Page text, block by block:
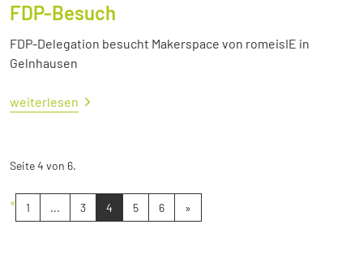
FDP-Besuch
FDP-Delegation besucht Makerspace von romeisIE in
Gelnhausen
weiterlesen
Seite 4 von 6.
« 1 ... 3 4 5 6 »